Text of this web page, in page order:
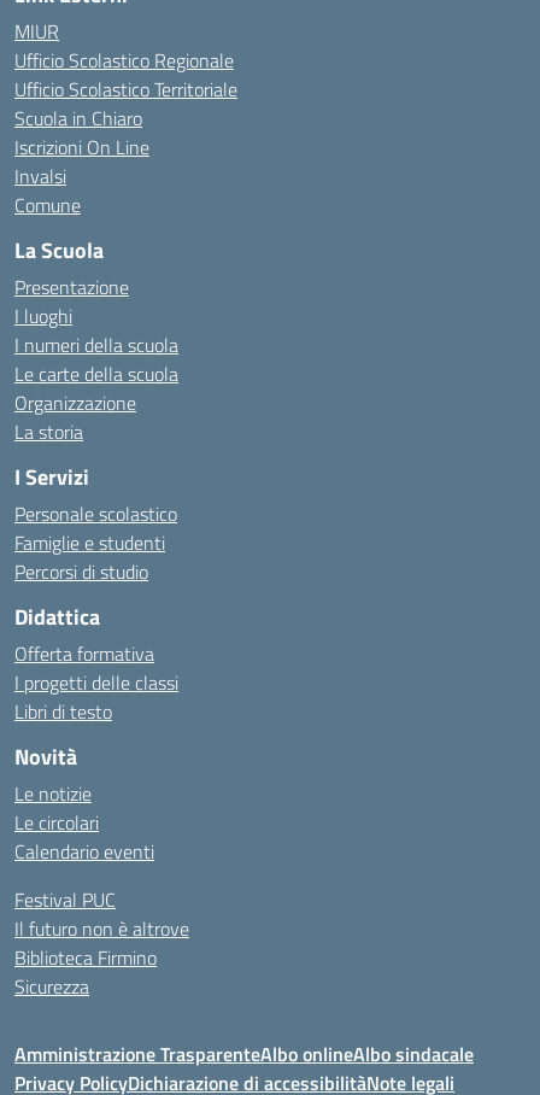
MIUR
Ufficio Scolastico Regionale
Ufficio Scolastico Territoriale
Scuola in Chiaro
Iscrizioni On Line
Invalsi
Comune
La Scuola
Presentazione
I luoghi
I numeri della scuola
Le carte della scuola
Organizzazione
La storia
I Servizi
Personale scolastico
Famiglie e studenti
Percorsi di studio
Didattica
Offerta formativa
I progetti delle classi
Libri di testo
Novità
Le notizie
Le circolari
Calendario eventi
Festival PUC
Il futuro non è altrove
Biblioteca Firmino
Sicurezza
Amministrazione TrasparenteAlbo onlineAlbo sindacale
Privacy PolicyDichiarazione di accessibilitàNote legali